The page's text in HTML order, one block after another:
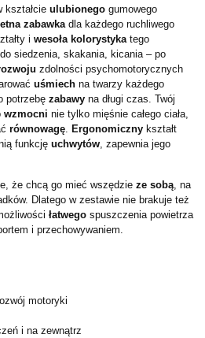
kształcie ulubionego gumowego
zabawka dla każdego ruchliwego
i wesoła kolorystyka tego
siedzenia, skakania, kicania – po
zdolności psychomotorycznych
uśmiech na twarzy każdego
potrzebę zabawy na długi czas. Twój
wzmocni nie tylko mięśnie całego ciała,
równowagę Ergonomiczny kształt
funkcję uchwytów , zapewnia jego
że chcą go mieć wszędzie ze sobą , na
Dlatego w zestawie nie brakuje też
łatwego spuszczenia powietrza
i przechowywaniem.
motoryki
i na zewnątrz